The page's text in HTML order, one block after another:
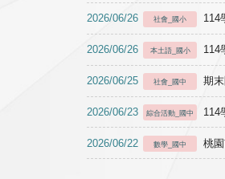
2026/06/26 社會_國小 114
2026/06/26 本土語_國小 114
2026/06/25 社會_國中 期
2026/06/23 綜合活動_國中 114
2026/06/22 數學_國中 桃